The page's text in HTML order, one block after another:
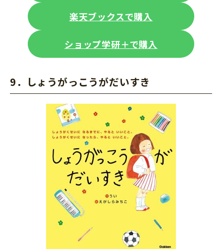
楽天ブックスで購入
ショップ学研＋で購入
9．しょうがっこうがだいすき